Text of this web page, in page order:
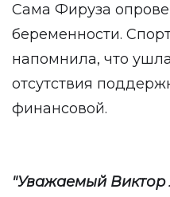
Сама Фируза
беременности.
напомнила, что
отсутствия
финансовой.
"Уважаемый